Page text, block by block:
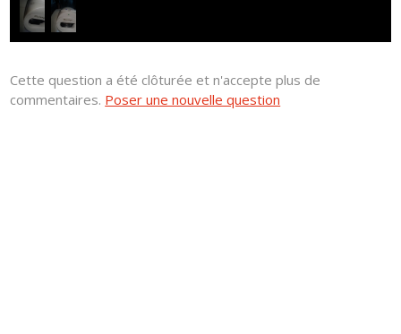
Cette question a été clôturée et n'accepte plus de
commentaires. Poser une nouvelle question